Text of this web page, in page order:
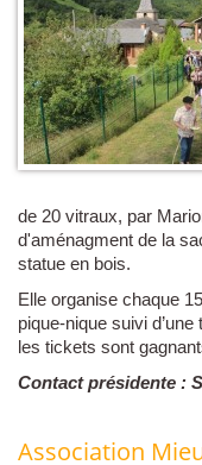
de 20 vitraux, par
d'aménagment de la
statue en bois.
Elle organise chaque
pique-nique suivi
les tickets sont
Contact présidente :
Association